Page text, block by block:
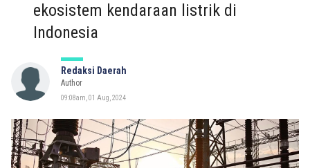
ekosistem kendaraan listrik di
Indonesia
Redaksi Daerah
Author
09:08am, 01 Aug, 2024